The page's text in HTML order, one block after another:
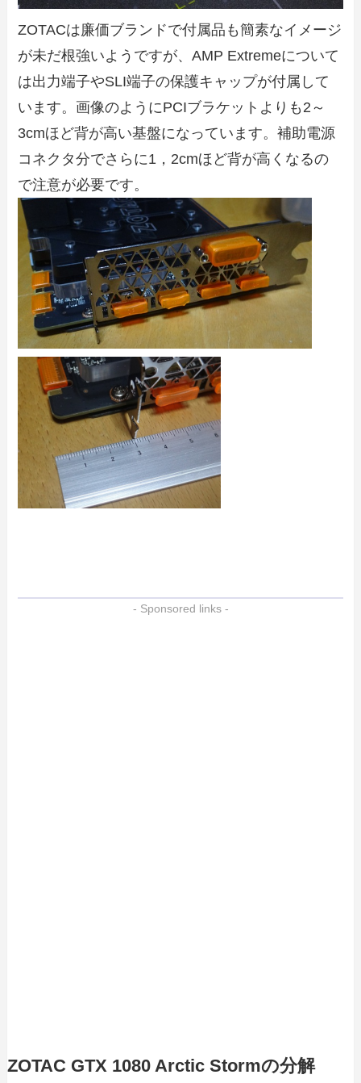
ZOTACは廉価ブランドで付属品も簡素なイメージ
が未だ根強いようですが、AMP Extremeについて
は出力端子やSLI端子の保護キャップが付属して
います。画像のようにPCIブラケットよりも2～
3cmほど背が高い基盤になっています。補助電源
コネクタ分でさらに1，2cmほど背が高くなるの
で注意が必要です。
- Sponsored links -
ZOTAC GTX 1080 Arctic Stormの分解